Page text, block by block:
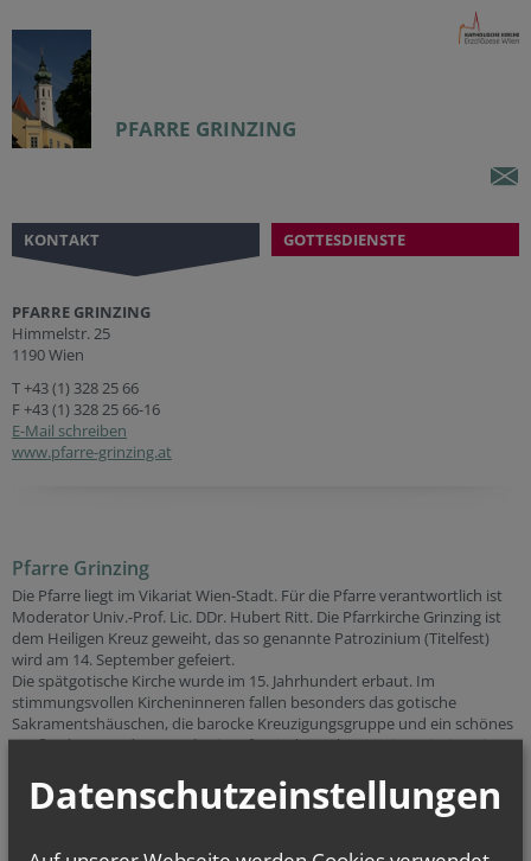
PFARRE GRINZING
KONTAKT GOTTESDIENSTE
PFARRE GRINZING
Himmelstr. 25
1190 Wien
T+43 (1) 328 25 66
F +43 (1) 328 25 66-16
E-Mail schreiben
www.pfarre-grinzing.at
Pfarre Grinzing
Die Pfarre liegt im Vikariat Wien-Stadt. Für die Pfarre verantwortlich ist
Moderator Univ.-Prof. Lic. DDr. Hubert Ritt. Die Pfarrkirche Grinzing ist
dem Heiligen Kreuz geweiht, das so genannte Patrozinium (Titelfest)
wird am 14. September gefeiert.
Die spätgotische Kirche wurde im 15. Jahrhundert erbaut. Im
stimmungsvollen Kircheninneren fallen besonders das gotische
Sakramentshäuschen, die barocke Kreuzigungsgruppe und ein schönes
Taufbecken aus der Barockzeit auf. Seit dem Jahr 1783 ist Grinzing eine
Zentrum des Gemeindelebens sind die lebendig gestalteten
Gottesdienste, zu denen Pfarrangehörige und Gäste herzlich
Personen und Gruppen von Jung bis Alt. "Wir sind da, um Sie auf dem
Datenschutzeinstellungen